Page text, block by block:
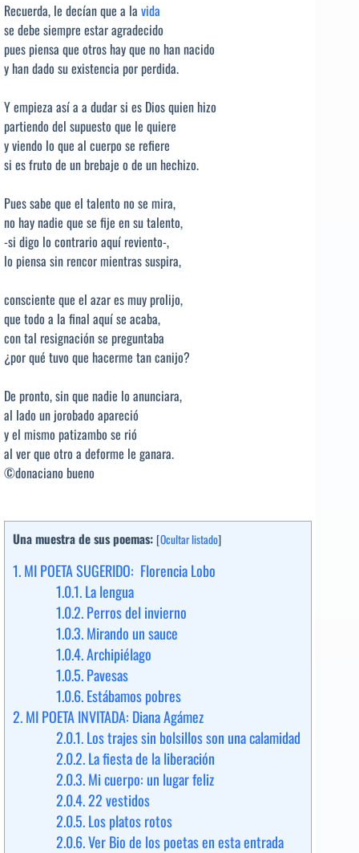
Recuerda, le decían que a la vida
se debe siempre estar agradecido
pues piensa que otros hay que no han nacido
y han dado su existencia por perdida.
Y empieza así a a dudar si es Dios quien hizo
partiendo del supuesto que le quiere
y viendo lo que al cuerpo se refiere
si es fruto de un brebaje o de un hechizo.
Pues sabe que el talento no se mira,
no hay nadie que se fije en su talento,
-si digo lo contrario aquí reviento-,
lo piensa sin rencor mientras suspira,
consciente que el azar es muy prolijo,
que todo a la final aquí se acaba,
con tal resignación se preguntaba
¿por qué tuvo que hacerme tan canijo?
De pronto, sin que nadie lo anunciara,
al lado un jorobado apareció
y el mismo patizambo se rió
al ver que otro a deforme le ganara.
©donaciano bueno
Una muestra de sus poemas: [Ocultar listado]
1.MI POETA SUGERIDO: Florencia Lobo
1.0.1.La lengua
1.0.2.Perros del invierno
1.0.3.Mirando un sauce
1.0.4.Archipiélago
1.0.5.Pavesas
1.0.6.Estábamos pobres
2.MI POETA INVITADA: Diana Agámez
2.0.1.Los trajes sin bolsillos son una calamidad
2.0.2.La fiesta de la liberación
2.0.3.Mi cuerpo: un lugar feliz
2.0.4.22 vestidos
2.0.5.Los platos rotos
2.0.6.Ver Bio de los poetas en esta entrada